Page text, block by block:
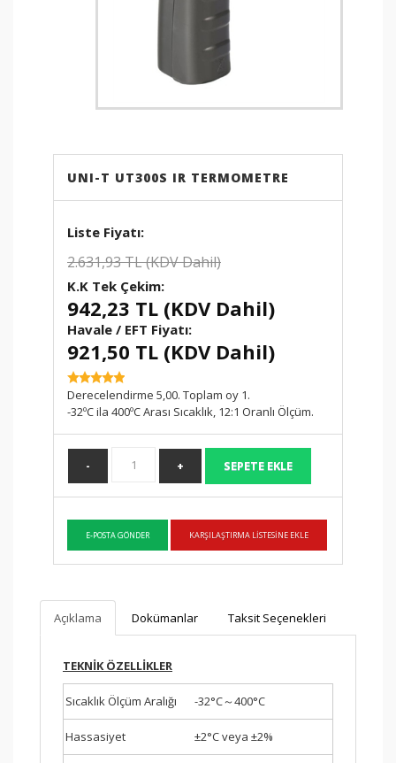
sistemine kayıtlıdır.
UNI-T UT300S IR TERMOMETRE
2.631,93 TL (KDV Dahil)
942,23 TL (KDV Dahil)
Havale / EFT Fiyatı:
921,50 TL (KDV Dahil)
SKU:
Derecelendirme 5,00. Toplam oy 1.
-32ºC ila 400ºC Arası Sıcaklık, 12:1 Oranlı Ölçüm.
Açıklama Dokümanlar Taksit Seçenekleri
TEKNİK ÖZELLİKLER
Sıcaklık Ölçüm Aralığı -32°C～400°C
Hassasiyet ±2°C veya ±2%